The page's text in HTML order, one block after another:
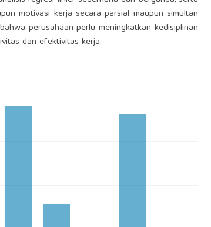
motivasi kerja secara parsial maupun simultan
perusahaan perlu meningkatkan kedisiplinan
dan efektivitas kerja.